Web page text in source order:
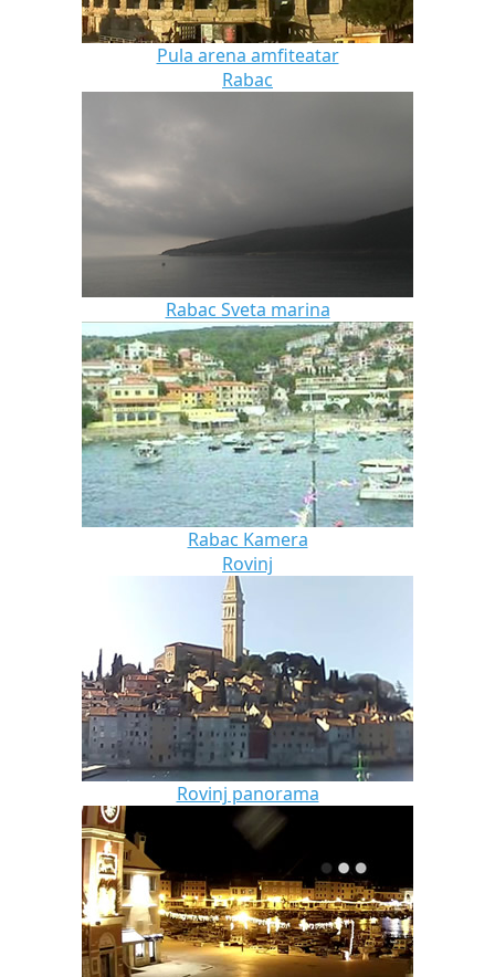
Pula arena amfiteatar
Rabac
Rabac Sveta marina
Rabac Kamera
Rovinj
Rovinj panorama